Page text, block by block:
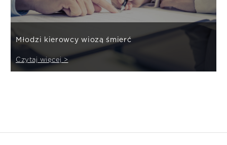
Młodzi kierowcy wiozą śmierć
Czytaj więcej >